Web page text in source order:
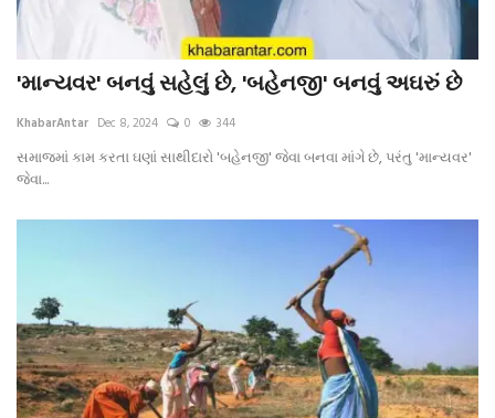
'માન્યવર' બનવું સહેલું છે, 'બહેનજી' બનવું અઘરું છે
KhabarAntar Dec 8, 2024 0 344
સમાજમાં કામ કરતા ઘણાં સાથીદારો 'બહેનજી' જેવા બનવા માંગે છે, પરંતુ 'માન્યવર'
જેવા...